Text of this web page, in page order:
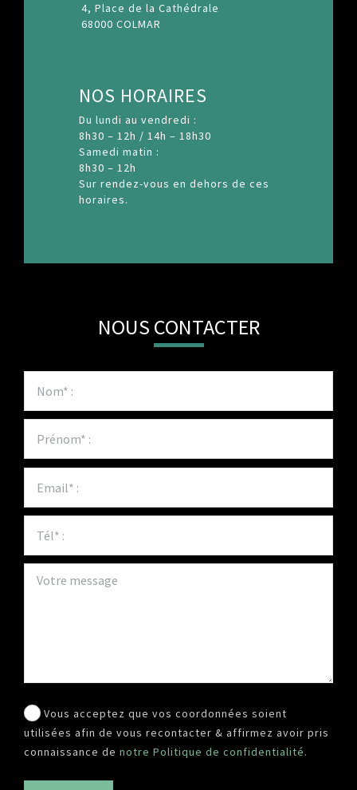
4, Place de la Cathédrale
68000 COLMAR
NOS HORAIRES
Du lundi au vendredi :
8h30 – 12h / 14h – 18h30
Samedi matin :
8h30 – 12h
Sur rendez-vous en dehors de ces
horaires.
NOUS CONTACTER
Vous acceptez que vos coordonnées soient
utilisées afin de vous recontacter & affirmez avoir pris
connaissance de notre Politique de confidentialité.